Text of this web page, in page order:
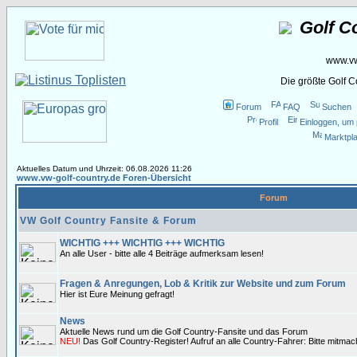
Golf
Die größte Golf
Forum FAQ
Suchen
Profil
Einloggen,
Aktuelles Datum und Uhrzeit: 06.08.2026 11:26
www.vw-golf-country.de Foren-Übersicht
Forum
VW Golf Country Fansite & Forum
WICHTIG +++ WICHTIG +++ WICHTIG
An alle User - bitte alle 4 Beiträge aufmerksam lesen!
Fragen & Anregungen, Lob & Kritik zur Website und zum Forum
Hier ist Eure Meinung gefragt!
News
Aktuelle News rund um die Golf Country-Fansite und das Forum
NEU! Das Golf Country-Register! Aufruf an alle Country-Fahrer: Bitte